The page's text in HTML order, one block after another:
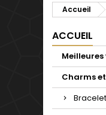
Accueil
ACCUEIL
Charms